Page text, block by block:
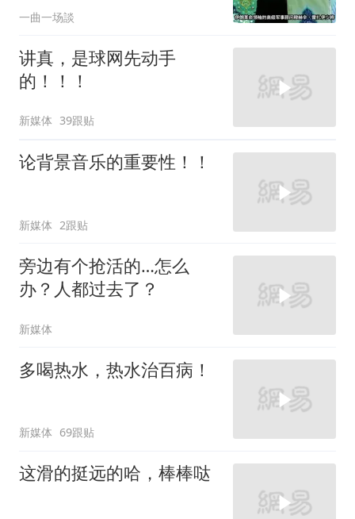
一曲一场談
讲真，是球网先动手
的！！！
新媒体 39跟贴
论背景音乐的重要性！！
新媒体 2跟贴
旁边有个抢活的…怎么
办？人都过去了？
新媒体
多喝热水，热水治百病！
新媒体 69跟贴
这滑的挺远的哈，棒棒哒